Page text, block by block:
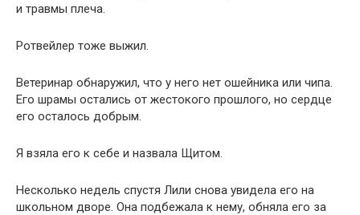
и травмы плеча.
Ротвейлер тоже выжил.
Ветеринар обнаружил, что у него нет ошейника или чипа.
Его шрамы остались от жестокого прошлого, но сердце
его осталось добрым.
Я взяла его к себе и назвала Щитом.
Несколько недель спустя Лили снова увидела его на
школьном дворе. Она подбежала к нему, обняла его за